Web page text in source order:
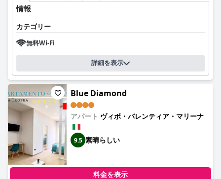
情報
カテゴリー
無料Wi-Fi
詳細を表示
Blue Diamond
アパート ヴィボ・バレンティア・マリーナ
9.5 素晴らしい
料金を表示